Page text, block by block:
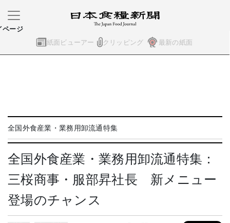
紙面ビューアー クリッピング 最新の紙面
ページ
全国外食産業・業務用卸流通特集
全国外食産業・業務用卸流通特集：
三桜商事・服部昇社長 新メニュー
登場のチャンス